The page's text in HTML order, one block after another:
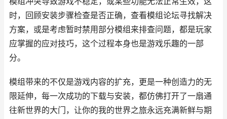
时，回顾安装步骤检查是否正确，查看模组论坛寻找解决
方案，或是考虑暂时禁用部分模组来排查问题，都是玩家
应掌握的应对技巧，这个过程本身也是游戏乐趣的一部
分。
模组带来的不仅是游戏内容的扩充，更是一种创造力的无
限延伸，每一次成功的下载与安装，都仿佛打开了一扇通
往新世界的大门，让你的我的世界之旅永远充满新鲜与期